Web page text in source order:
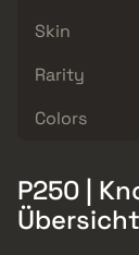
Skin
Rarity
Colors
P250 |
Übersicht